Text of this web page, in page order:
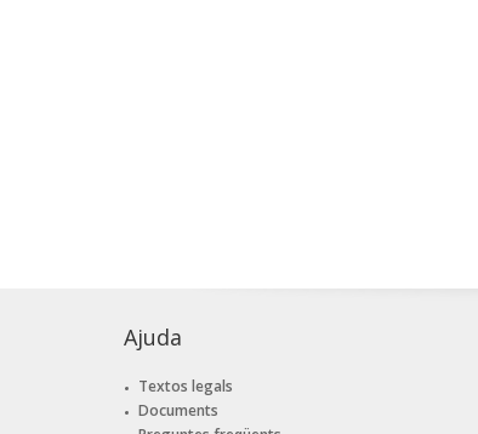
Ajuda
Textos legals
Documents